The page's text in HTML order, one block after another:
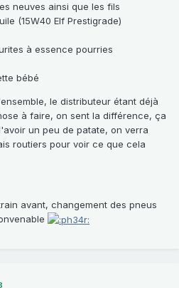
neuves ainsi que les fils
(15W40 Elf Prestigrade)
à essence pourries
bébé
le distributeur étant déjà
à faire, on sent la différence, ça
un peu de patate, on verra
routiers pour voir ce que cela
avant, changement des pneus